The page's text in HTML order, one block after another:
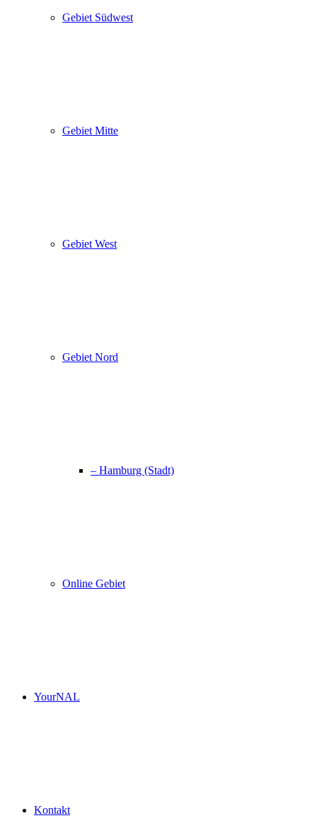
Gebiet Südwest
Gebiet Mitte
Gebiet West
Gebiet Nord
– Hamburg (Stadt)
Online Gebiet
YourNAL
Kontakt